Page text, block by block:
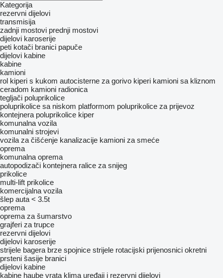
Kategorija
rezervni dijelovi
transmisija
zadnji mostovi prednji mostovi
dijelovi karoserije
peti kotači branici papuče
dijelovi kabine
kabine
kamioni
rol kiperi s kukom autocisterne za gorivo kiperi kamioni sa kliznom
ceradom kamioni radionica
tegljači poluprikolice
poluprikolice sa niskom platformom poluprikolice za prijevoz
kontejnera poluprikolice kiper
komunalna vozila
komunalni strojevi
vozila za čišćenje kanalizacije kamioni za smeće
oprema
komunalna oprema
autopodizači kontejnera ralice za snijeg
prikolice
multi-lift prikolice
komercijalna vozila
šlep auta < 3.5t
oprema
oprema za šumarstvo
grajferi za trupce
rezervni dijelovi
dijelovi karoserije
strijele bagera brze spojnice strijele rotacijski prijenosnici okretni
prsteni šasije branici
dijelovi kabine
kabine haube vrata klima uređaji i rezervni dijelovi